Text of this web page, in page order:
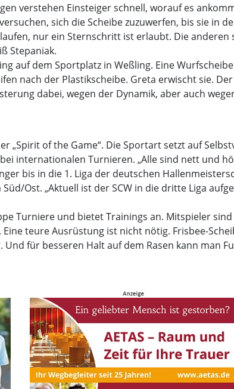
verstehen Einsteiger schnell, worauf es
sich die Scheibe zuzuwerfen, bis sie in
nur ein Sternschritt ist erlaubt. Die
Stepaniak.
auf dem Sportplatz in Weßling. Eine
nach der Plastikscheibe. Greta erwischt sie.
dabei, wegen der Dynamik, aber auch
„Spirit of the Game“. Die Sportart setzt auf
internationalen Turnieren. „Alle sind nett und
bis in die 1. Liga der deutschen
Ost. „Aktuell ist der SCW in die dritte Liga
Turniere und bietet Trainings an. Mitspieler
teure Ausrüstung ist nicht nötig. Frisbee-
für besseren Halt auf dem Rasen kann man